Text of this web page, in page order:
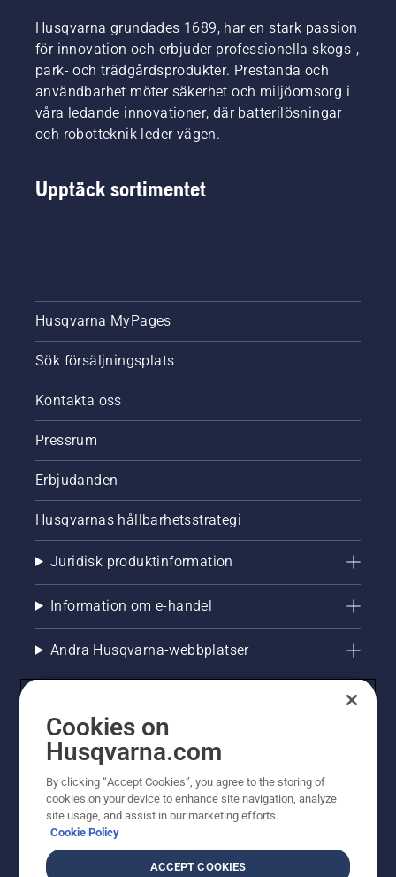
Husqvarna grundades 1689, har en stark passion
för innovation och erbjuder professionella skogs-,
park- och trädgårdsprodukter. Prestanda och
användbarhet möter säkerhet och miljöomsorg i
våra ledande innovationer, där batterilösningar
och robotteknik leder vägen.
Upptäck sortimentet
Husqvarna MyPages
Sök försäljningsplats
Kontakta oss
Pressrum
Erbjudanden
Husqvarnas hållbarhetsstrategi
Juridisk produktinformation
Information om e-handel
Andra Husqvarna-webbplatser
© Husqvarna AB (publ). All rights reserved. Priserna
som visas är rekommenderade cirkapriser. Alla angivna
priser är rekommenderade försäljningspriser (inkl.
Cookies on
Husqvarna.com
By clicking “Accept Cookies”, you agree to the storing of
cookies on your device to enhance site navigation, analyze
site usage, and assist in our marketing efforts.
Cookie Policy
ACCEPT COOKIES